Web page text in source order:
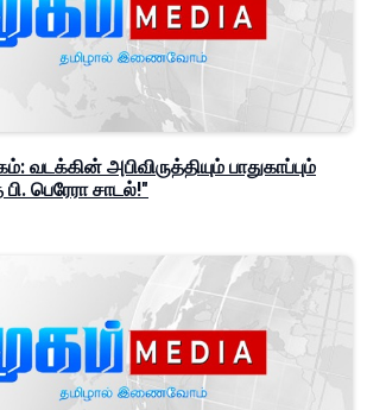
வடக்கின் அபிவிருத்தியும் பாதுகாப்பும்
பெரேரா சாடல்!"